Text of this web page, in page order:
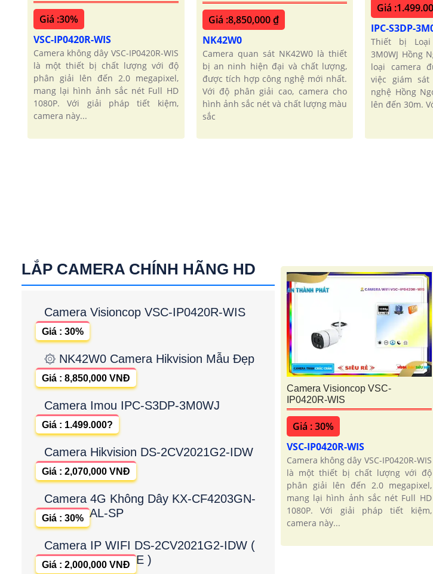
Giá :30%
VSC-IP0420R-WIS
Camera không dây VSC-IP0420R-WIS
là một thiết bị chất lượng với độ
phân giải lên đến 2.0 megapixel,
mang lại hình ảnh sắc nét Full HD
1080P. Với giải pháp tiết kiệm,
camera này...
Giá :8,850,000 ₫
NK42W0
Camera quan sát NK42W0 là thiết
bị an ninh hiện đại và chất lượng,
được tích hợp công nghệ mới nhất.
Với độ phân giải cao, camera cho
hình ảnh sắc nét và chất lượng màu
sắc
Giá
IPC-S3DP-
Thiết bị Loại
3M0WJ Hồng
loại camera
việc giám
nghệ Hồng
lên đến 30m.
LẮP CAMERA CHÍNH HÃNG HD
Camera Visioncop VSC-IP0420R-WIS
Giá : 30%
۞ NK42W0 Camera Hikvision Mẫu Đẹp
Giá : 8,850,000 VNĐ
Camera Imou IPC-S3DP-3M0WJ
Giá : 1.499.000?
Camera Hikvision DS-2CV2021G2-IDW
Giá : 2,070,000 VNĐ
Camera 4G Không Dây KX-CF4203GN-
AL-SP
Giá : 30%
Camera IP WIFI DS-2CV2021G2-IDW (
E )
Giá : 2,000,000 VNĐ
Camera Visioncop VSC-
IP0420R-WIS
Giá : 30%
VSC-IP0420R-WIS
Camera không dây VSC-IP0420R-WIS
là một thiết bị chất lượng với độ
phân giải lên đến 2.0 megapixel,
mang lại hình ảnh sắc nét Full HD
1080P. Với giải pháp tiết kiệm,
camera này...